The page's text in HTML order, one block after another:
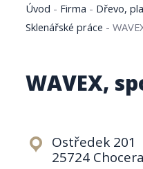
Úvod - Firma - Dřevo,
Sklenářské práce -
WAVEX,
Ostředek 201
25724